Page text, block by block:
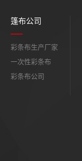
篷布公司
彩条布生产厂家
一次性彩条布
彩条布公司